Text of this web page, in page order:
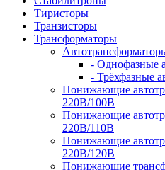
Тиристоры
Транзисторы
Трансформаторы
- Однофазные
- Трёхфазные
Понижающие
220В/100В
Понижающие
220В/110В
Понижающие
220В/120В
Понижающие